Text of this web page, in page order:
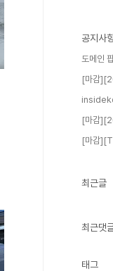
공지사
도메인
[마감
[마감
[마감
최근글
최근댓
태그